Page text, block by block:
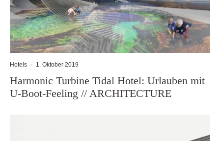
Hotels · 1. Oktober 2019
Harmonic Turbine Tidal Hotel: Urlauben mit
U-Boot-Feeling // ARCHITECTURE